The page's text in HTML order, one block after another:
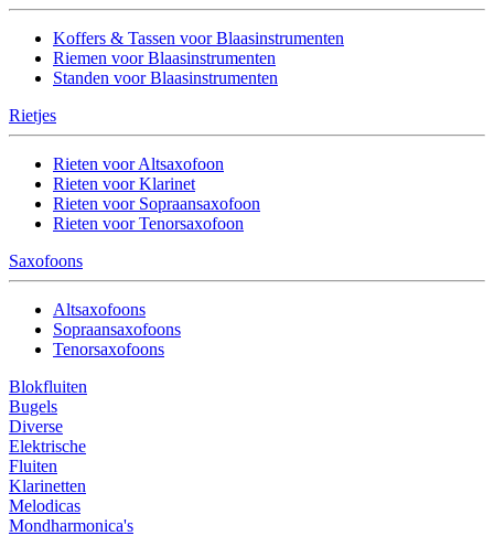
Koffers & Tassen voor Blaasinstrumenten
Riemen voor Blaasinstrumenten
Standen voor Blaasinstrumenten
Rietjes
Rieten voor Altsaxofoon
Rieten voor Klarinet
Rieten voor Sopraansaxofoon
Rieten voor Tenorsaxofoon
Saxofoons
Altsaxofoons
Sopraansaxofoons
Tenorsaxofoons
Blokfluiten
Bugels
Diverse
Elektrische
Fluiten
Klarinetten
Melodicas
Mondharmonica's